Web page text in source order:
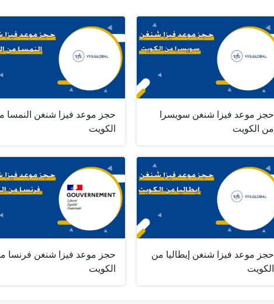
حجز موعد فيزا شنغن سويسرا
من الكويت
حجز موعد فيزا شنغن النمسا
الكويت
حجز موعد فيزا شنغن إيطاليا من
الكويت
حجز موعد فيزا شنغن فرنسا
الكويت